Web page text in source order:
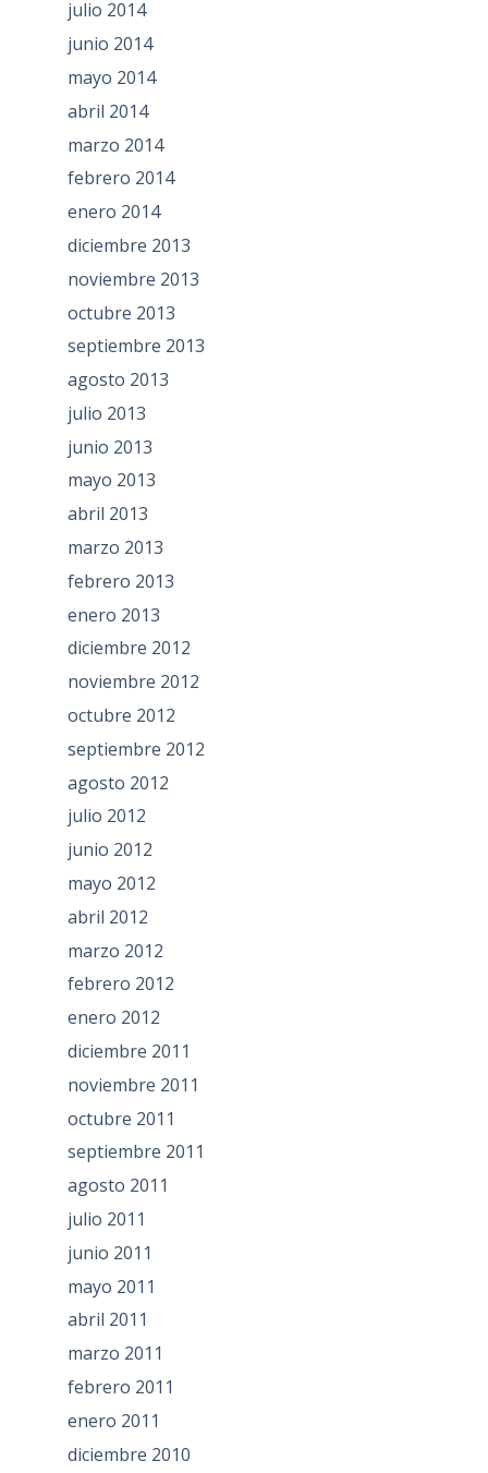
julio 2014
junio 2014
mayo 2014
abril 2014
marzo 2014
febrero 2014
enero 2014
diciembre 2013
noviembre 2013
octubre 2013
septiembre 2013
agosto 2013
julio 2013
junio 2013
mayo 2013
abril 2013
marzo 2013
febrero 2013
enero 2013
diciembre 2012
noviembre 2012
octubre 2012
septiembre 2012
agosto 2012
julio 2012
junio 2012
mayo 2012
abril 2012
marzo 2012
febrero 2012
enero 2012
diciembre 2011
noviembre 2011
octubre 2011
septiembre 2011
agosto 2011
julio 2011
junio 2011
mayo 2011
abril 2011
marzo 2011
febrero 2011
enero 2011
diciembre 2010